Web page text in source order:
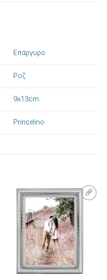
Επάργυρο
Ροζ
9x13cm
Princelino
Πρόσθήκη
στην λίστα
επιθυμιών